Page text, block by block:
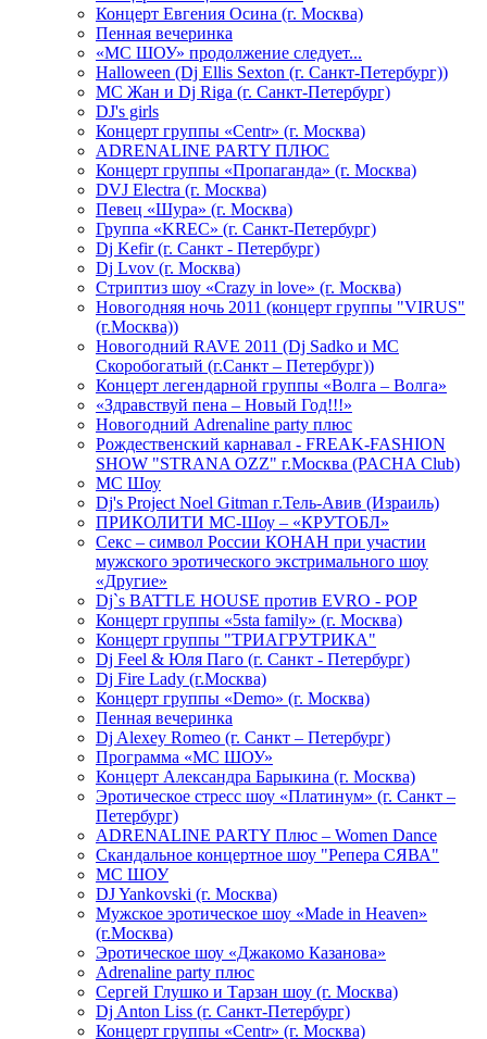
Концерт Евгения Осина (г. Москва)
Пенная вечеринка
«МС ШОУ» продолжение следует...
Halloween (Dj Ellis Sexton (г. Санкт-Петербург))
МС Жан и Dj Riga (г. Санкт-Петербург)
DJ's girls
Концерт группы «Centr» (г. Москва)
ADRENALINE PARTY ПЛЮС
Концерт группы «Пропаганда» (г. Москва)
DVJ Electra (г. Москва)
Певец «Шура» (г. Москва)
Группа «KREC» (г. Санкт-Петербург)
Dj Kefir (г. Санкт - Петербург)
Dj Lvov (г. Москва)
Стриптиз шоу «Crazy in love» (г. Москва)
Новогодняя ночь 2011 (концерт группы "VIRUS"
(г.Москва))
Новогодний RAVE 2011 (Dj Sadko и MC
Скоробогатый (г.Санкт – Петербург))
Концерт легендарной группы «Волга – Волга»
«Здравствуй пена – Новый Год!!!»
Новогодний Adrenaline party плюс
Рождественский карнавал - FREAK-FASHION
SHOW "STRANA OZZ" г.Москва (PACHA Club)
MC Шоу
Dj's Project Noel Gitman г.Тель-Авив (Израиль)
ПРИКОЛИТИ МС-Шоу – «КРУТОБЛ»
Секс – символ России КОНАН при участии
мужского эротического экстримального шоу
«Другие»
Dj`s BATTLE HOUSE против EVRO - POP
Концерт группы «5sta family» (г. Москва)
Концерт группы "ТРИАГРУТРИКА"
Dj Feel & Юля Паго (г. Санкт - Петербург)
Dj Fire Lady (г.Москва)
Концерт группы «Demo» (г. Москва)
Пенная вечеринка
Dj Alexey Romeo (г. Санкт – Петербург)
Программа «МС ШОУ»
Концерт Александра Барыкина (г. Москва)
Эротическое стресс шоу «Платинум» (г. Санкт –
Петербург)
ADRENALINE PARTY Плюс – Women Dance
Скандальное концертное шоу "Репера СЯВА"
МС ШОУ
DJ Yankovski (г. Москва)
Мужское эротическое шоу «Made in Heaven»
(г.Москва)
Эротическое шоу «Джакомо Казанова»
Adrenaline party плюс
Сергей Глушко и Тарзан шоу (г. Москва)
Dj Anton Liss (г. Санкт-Петербург)
Концерт группы «Centr» (г. Москва)